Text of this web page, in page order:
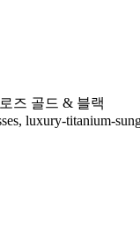
즈 골드 & 블랙
luxury-titanium-